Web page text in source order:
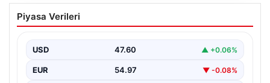
FED Faiz Kararı Ne Zaman Belirlenecek?
Nisan 2026 Beklentileri ve Detaylar
yakından takip ettiği FED faiz kararı, yatırımcıların…
Piyasa Verileri
USD 47.60 ▲ +0.06%
EUR 54.97 ▼ -0.08%